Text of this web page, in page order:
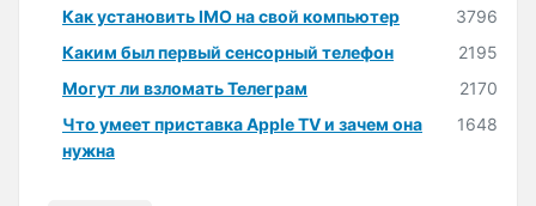
Как установить IMO на свой компьютер
3796
Каким был первый сенсорный телефон
2195
Могут ли взломать Телеграм
2170
Что умеет приставка Apple TV и зачем она
нужна
1648